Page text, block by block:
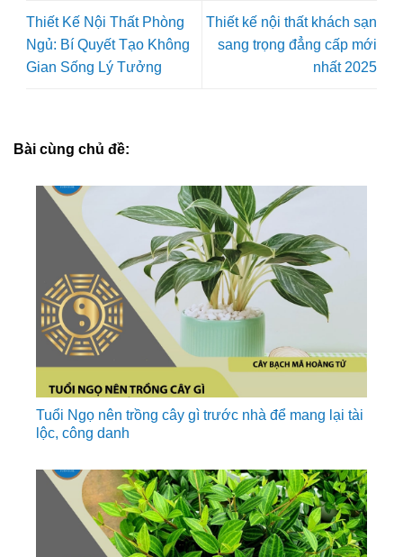
Thiết Kế Nội Thất Phòng
Ngủ: Bí Quyết Tạo Không
Gian Sống Lý Tưởng
Thiết kế nội thất khách sạn
sang trọng đẳng cấp mới
nhất 2025
Bài cùng chủ đề:
Tuổi Ngọ nên trồng cây gì trước nhà để mang lại tài
lộc, công danh